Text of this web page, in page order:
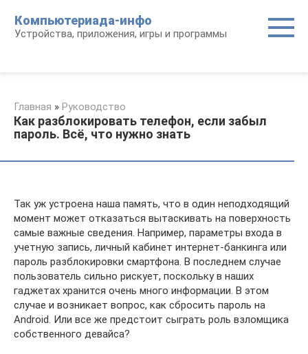
контенту
Компьютериада-инфо
Устройства, приложения, игры и программы
Главная » Руководство
Как разблокировать телефон, если забыл
пароль. Всё, что нужно знать
Так уж устроена наша память, что в один неподходящий
момент может отказаться вытаскивать на поверхность
самые важные сведения. Например, параметры входа в
учетную запись, личный кабинет интернет-банкинга или
пароль разблокировки смартфона. В последнем случае
пользователь сильно рискует, поскольку в наших
гаджетах хранится очень много информации. В этом
случае и возникает вопрос, как сбросить пароль на
Аndroid. Или все же предстоит сыграть роль взломщика
собственного девайса?